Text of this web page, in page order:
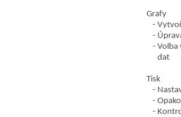
Grafy
Volba
dat
Tisk